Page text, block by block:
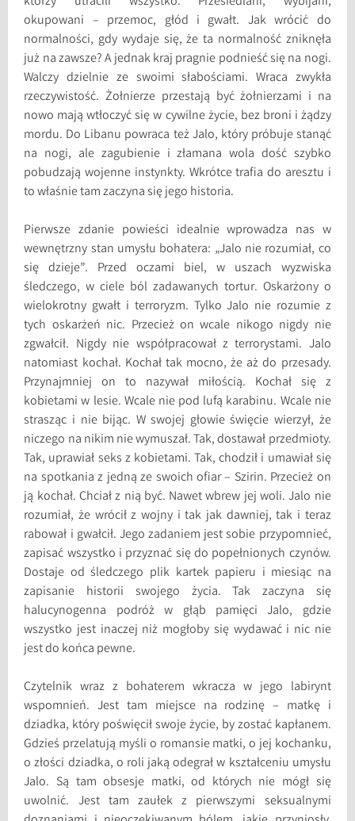
okupowani – przemoc, głód i gwałt. Jak wrócić do
normalności, gdy wydaje się, że ta normalność zniknęła
już na zawsze? A jednak kraj pragnie podnieść się na nogi.
Walczy dzielnie ze swoimi słabościami. Wraca zwykła
rzeczywistość. Żołnierze przestają być żołnierzami i na
nowo mają wtłoczyć się w cywilne życie, bez broni i żądzy
mordu. Do Libanu powraca też Jalo, który próbuje stanąć
na nogi, ale zagubienie i złamana wola dość szybko
pobudzają wojenne instynkty. Wkrótce trafia do aresztu i
to właśnie tam zaczyna się jego historia.
Pierwsze zdanie powieści idealnie wprowadza nas w
wewnętrzny stan umysłu bohatera: „Jalo nie rozumiał, co
się dzieje”. Przed oczami biel, w uszach wyzwiska
śledczego, w ciele ból zadawanych tortur. Oskarżony o
wielokrotny gwałt i terroryzm. Tylko Jalo nie rozumie z
tych oskarżeń nic. Przecież on wcale nikogo nigdy nie
zgwałcił. Nigdy nie współpracował z terrorystami. Jalo
natomiast kochał. Kochał tak mocno, że aż do przesady.
Przynajmniej on to nazywał miłością. Kochał się z
kobietami w lesie. Wcale nie pod lufą karabinu. Wcale nie
strasząc i nie bijąc. W swojej głowie święcie wierzył, że
niczego na nikim nie wymuszał. Tak, dostawał przedmioty.
Tak, uprawiał seks z kobietami. Tak, chodził i umawiał się
na spotkania z jedną ze swoich ofiar – Szirin. Przecież on
ją kochał. Chciał z nią być. Nawet wbrew jej woli. Jalo nie
rozumiał, że wrócił z wojny i tak jak dawniej, tak i teraz
rabował i gwałcił. Jego zadaniem jest sobie przypomnieć,
zapisać wszystko i przyznać się do popełnionych czynów.
Dostaje od śledczego plik kartek papieru i miesiąc na
zapisanie historii swojego życia. Tak zaczyna się
halucynogenna podróż w głąb pamięci Jalo, gdzie
wszystko jest inaczej niż mogłoby się wydawać i nic nie
jest do końca pewne.
Czytelnik wraz z bohaterem wkracza w jego labirynt
wspomnień. Jest tam miejsce na rodzinę – matkę i
dziadka, który poświęcił swoje życie, by zostać kapłanem.
Gdzieś przelatują myśli o romansie matki, o jej kochanku,
o złości dziadka, o roli jaką odegrał w kształceniu umysłu
Jalo. Są tam obsesje matki, od których nie mógł się
uwolnić. Jest tam zaułek z pierwszymi seksualnymi